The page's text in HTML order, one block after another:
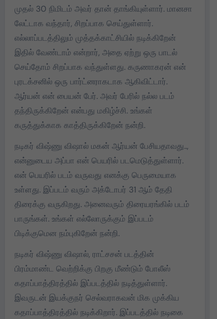
முதல் 30 நிமிடம் அவர் தான் தாங்கியுள்ளார். மானசா
லேட்டாக வந்தார், சிறப்பாக செய்துள்ளார்.
எல்லாப்படத்திலும் முத்தக்காட்சியில் நடிக்கிறேன்
இதில் வேண்டாம் என்றார், அதை ஏற்று ஒரு பாடல்
செய்தோம் சிறப்பாக வந்துள்ளது. கருணாகரன் என்
புரடக்சனில் ஒரு பார்ட்னராகடாக ஆகிவிட்டார்.
ஆர்யன் என் பையன் பேர். அவர் பேரில் நல்ல படம்
தந்திருக்கிறேன் என்பது மகிழ்ச்சி. உங்கள்
கருத்துக்காக காத்திருக்கிறேன் நன்றி.
நடிகர் விஷ்ணு விஷால் மகன் ஆர்யன் பேசியதாவது..,
என்னுடைய அப்பா என் பெயரில் படமெடுத்துள்ளார்.
என் பெயரில் படம் வருவது எனக்கு பெருமையாக
உள்ளது. இப்படம் வரும் அக்டோபர் 31 ஆம் தேதி
திரைக்கு வருகிறது. அனைவரும் திரையரங்கில் படம்
பாருங்கள். உங்கள் எல்லோருக்கும் இப்படம்
பிடிக்குமென நம்புகிறேன் நன்றி.
நடிகர் விஷ்ணு விஷால், ராட்சசன் படத்தின்
பிரம்மாண்ட வெற்றிக்கு பிறகு மீண்டும் போலீஸ்
கதாப்பாத்திரத்தில் இப்படத்தில் நடித்துள்ளார்.
இவருடன் இயக்குநர் செல்வராகவன் மிக முக்கிய
கதாப்பாத்திரத்தில் நடிக்கிறார். இப்படத்தில் நடிகை